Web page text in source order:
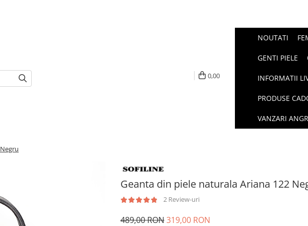
0,00
NOUTATI
GENTI PIELE
INFORMATII
PRODUSE
VANZARI
Geanta din piele naturala Ariana 122
2 Review-uri
489,00 RON319,00 RON